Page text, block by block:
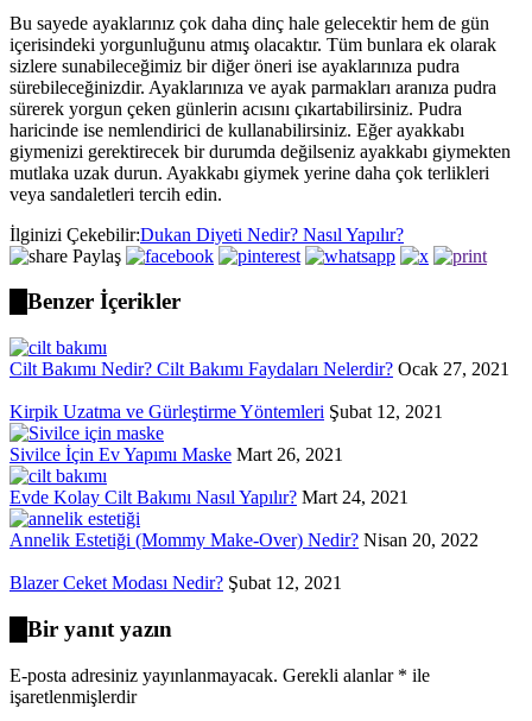
Bu sayede ayaklarınız çok daha dinç hale gelecektir hem de gün
içerisindeki yorgunluğunu atmış olacaktır. Tüm bunlara ek olarak
sizlere sunabileceğimiz bir diğer öneri ise ayaklarınıza pudra
sürebileceğinizdir. Ayaklarınıza ve ayak parmakları aranıza pudra
sürerek yorgun çeken günlerin acısını çıkartabilirsiniz. Pudra
haricinde ise nemlendirici de kullanabilirsiniz. Eğer ayakkabı
giymenizi gerektirecek bir durumda değilseniz ayakkabı giymekten
mutlaka uzak durun. Ayakkabı giymek yerine daha çok terlikleri
veya sandaletleri tercih edin.
İlginizi Çekebilir:Dukan Diyeti Nedir? Nasıl Yapılır?
Paylaş
Benzer İçerikler
Cilt Bakımı Nedir? Cilt Bakımı Faydaları Nelerdir? Ocak 27, 2021
Kirpik Uzatma ve Gürleştirme Yöntemleri Şubat 12, 2021
Sivilce İçin Ev Yapımı Maske Mart 26, 2021
Evde Kolay Cilt Bakımı Nasıl Yapılır? Mart 24, 2021
Annelik Estetiği (Mommy Make-Over) Nedir? Nisan 20, 2022
Blazer Ceket Modası Nedir? Şubat 12, 2021
Bir yanıt yazın
E-posta adresiniz yayınlanmayacak. Gerekli alanlar * ile
işaretlenmişlerdir